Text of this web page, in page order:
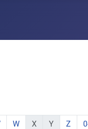
Buchstabe:
mit Buchstabe:
mit Buchstabe:
Elemente mit
zeige Elemente mit
W keine Elemente
X keine
Y zeige
Z